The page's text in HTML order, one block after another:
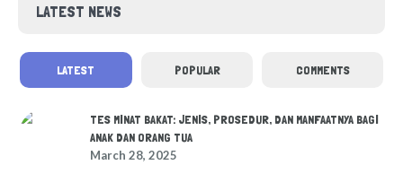
LATEST NEWS
LATEST POPULAR COMMENTS
TES MINAT BAKAT: JENIS, PROSEDUR, DAN MANFAATNYA BAGI
ANAK DAN ORANG TUA
March 28, 2025